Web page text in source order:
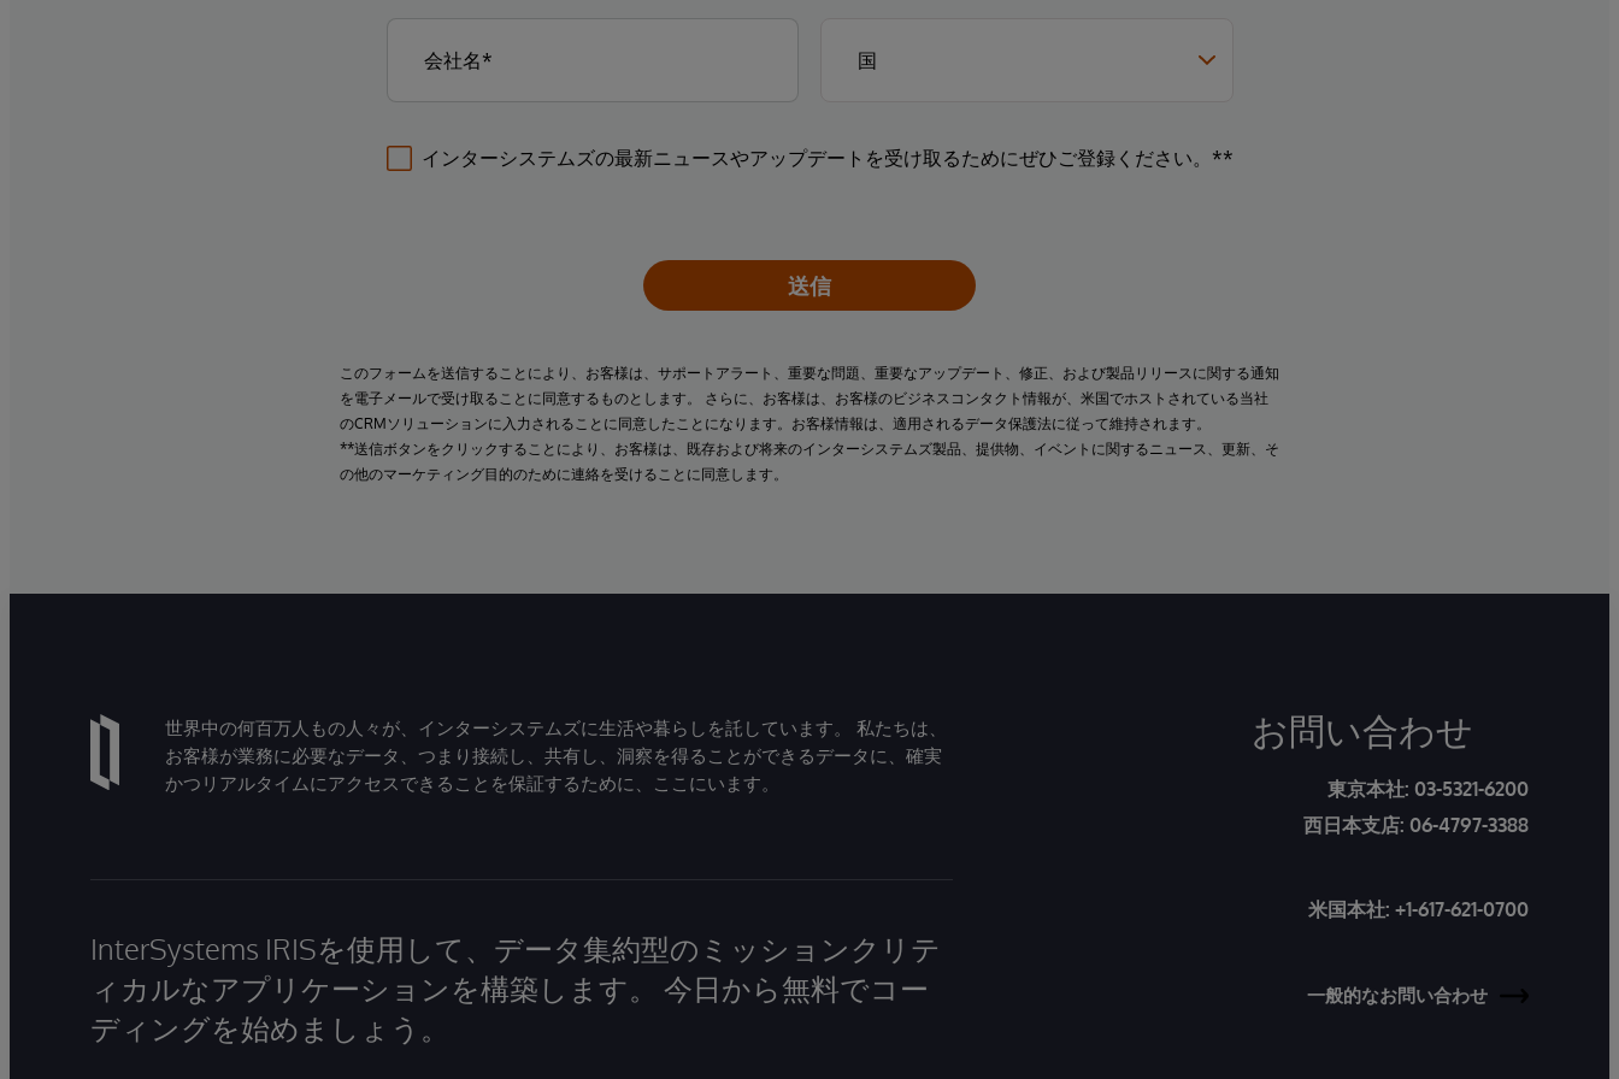
インターシステムズの最新ニュースやアップデートを受け取るためにぜひご登録ください。**
送信
このフォームを送信することにより、お客様は、サポートアラート、重要な問題、重要なアップデート、修正、および製品リリースに関する通知
を電子メールで受け取ることに同意するものとします。 さらに、お客様は、お客様のビジネスコンタクト情報が、米国でホストされている当社
のCRMソリューションに入力されることに同意したことになります。お客様情報は、適用されるデータ保護法に従って維持されます。
**送信ボタンをクリックすることにより、お客様は、既存および将来のインターシステムズ製品、提供物、イベントに関するニュース、更新、そ
の他のマーケティング目的のために連絡を受けることに同意します。
世界中の何百万人もの人々が、インターシステムズに生活や暮らしを託しています。 私たちは、
お客様が業務に必要なデータ、つまり接続し、共有し、洞察を得ることができるデータに、確実
かつリアルタイムにアクセスできることを保証するために、ここにいます。
InterSystems IRISを使用して、データ集約型のミッションクリテ
ィカルなアプリケーションを構築します。 今日から無料でコー
ディングを始めましょう。
お問い合わせ
東京本社: 03-5321-6200
西日本支店: 06-4797-3388
米国本社: +1-617-621-0700
一般的なお問い合わせ